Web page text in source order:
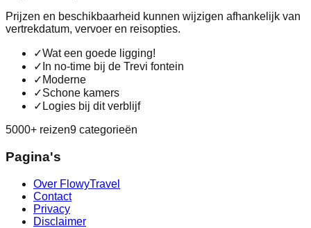
Prijzen en beschikbaarheid kunnen wijzigen afhankelijk van
vertrekdatum, vervoer en reisopties.
✓Wat een goede ligging!
✓ In no-time bij de Trevi fontein
✓ Moderne
✓Schone kamers
✓ Logies bij dit verblijf
5000+ reizen9 categorieën
Pagina's
Over FlowyTravel
Contact
Privacy
Disclaimer